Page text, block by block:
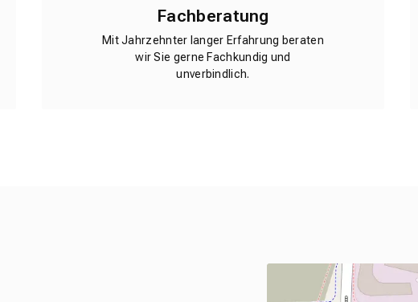
Fachberatung
Mit Jahrzehnter langer Erfahrung beraten
wir Sie gerne Fachkundig und
unverbindlich.